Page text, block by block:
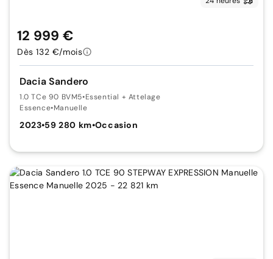
Dacia Sandero
1.0 TCe 90 BVM5•Essential + Attelage
Essence•Manuelle
2023•59 280 km•Occasion
12 999 €
Dès 132 €/mois